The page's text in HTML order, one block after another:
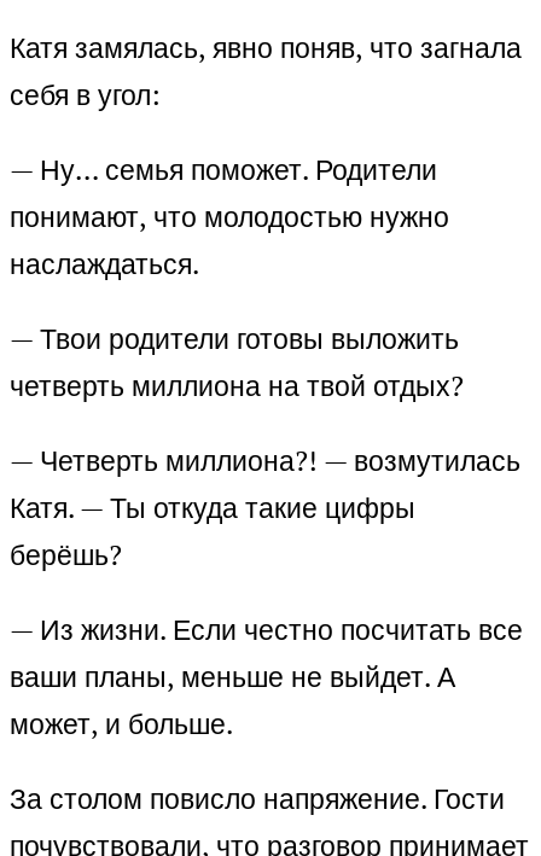
Катя замялась, явно поняв, что загнала
себя в угол:
— Ну… семья поможет. Родители
понимают, что молодостью нужно
наслаждаться.
— Твои родители готовы выложить
четверть миллиона на твой отдых?
— Четверть миллиона?! — возмутилась
Катя. — Ты откуда такие цифры
берёшь?
— Из жизни. Если честно посчитать все
ваши планы, меньше не выйдет. А
может, и больше.
За столом повисло напряжение. Гости
почувствовали, что разговор принимает